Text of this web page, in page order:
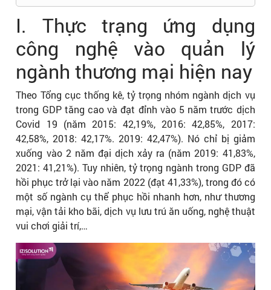
I. Thực trạng ứng dụng
công nghệ vào quản lý
ngành thương mại hiện nay
Theo Tổng cục thống kê, tỷ trọng nhóm ngành dịch vụ
trong GDP tăng cao và đạt đỉnh vào 5 năm trước dịch
Covid 19 (năm 2015: 42,19%, 2016: 42,85%, 2017:
42,58%, 2018: 42,17%. 2019: 42,47%). Nó chỉ bị giảm
xuống vào 2 năm đại dịch xảy ra (năm 2019: 41,83%,
2021: 41,21%). Tuy nhiên, tỷ trọng ngành trong GDP đã
hồi phục trở lại vào năm 2022 (đạt 41,33%), trong đó có
một số ngành cụ thể phục hồi nhanh hơn, như thương
mại, vận tải kho bãi, dịch vụ lưu trú ăn uống, nghệ thuật
vui chơi giải trí,…